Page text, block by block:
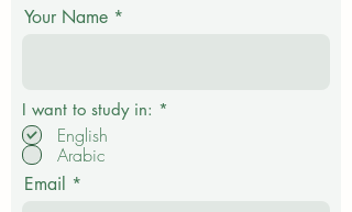
Your Name
I want to study in: *
English
Arabic
Email